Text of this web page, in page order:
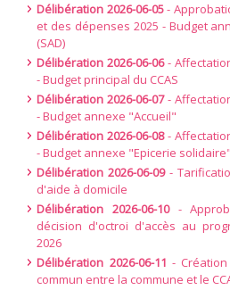
Délibération 2026-06-05-
et des dépenses 2025 - Budget
(SAD)
Délibération 2026-06-06-
- Budget principal du CCAS
Délibération 2026-06-07-
- Budget annexe "Accueil"
Délibération 2026-06-08-
- Budget annexe "Epicerie solidaire"
Délibération 2026-06-09-
d'aide à domicile
Délibération 2026-06-10-
décision d'octroi d'accès au
2026
Délibération 2026-06-11 -
commun entre la commune et le